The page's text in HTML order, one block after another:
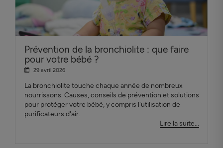
Prévention de la bronchiolite : que faire
pour votre bébé ?
29 avril 2026
La bronchiolite touche chaque année de nombreux
nourrissons. Causes, conseils de prévention et solutions
pour protéger votre bébé, y compris l'utilisation de
purificateurs d'air.
Lire la suite...